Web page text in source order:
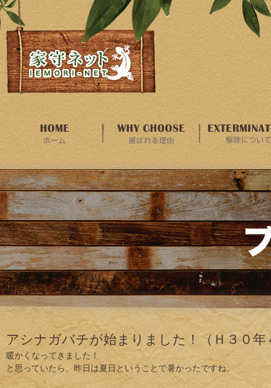
アシナガバチが始まりました！（Ｈ３０年
暖かくなってきました！
と思っていたら、昨日は夏日ということで暑かったですね。